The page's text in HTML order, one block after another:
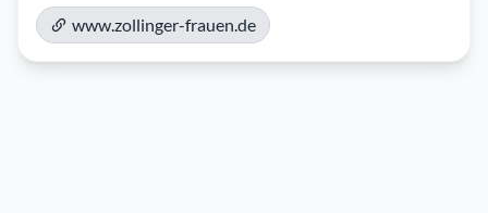
www.zollinger-frauen.de